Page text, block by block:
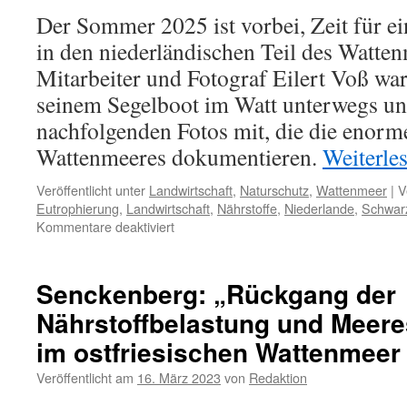
Der Sommer 2025 ist vorbei, Zeit für
in den niederländischen Teil des
Mitarbeiter und Fotograf Eilert Voß
seinem Segelboot im Watt unterwegs
nachfolgenden Fotos mit, die die
Wattenmeeres dokumentieren.
Veröffentlicht unter Landwirtschaft, Naturschutz, Wattenmeer |
Eutrophierung, Landwirtschaft, Nährstoffe, Niederlande,
Kommentare deaktiviertfür
Eutrophierung
mit
Algenwachstum
Senckenberg: „Rückgang der
Nährstoffbelastung und
im ostfriesischen Wattenmeer
Veröffentlicht am 16. März 2023 von Redaktion